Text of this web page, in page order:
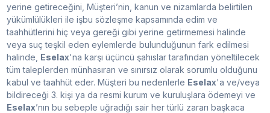
yerine getireceğini, Müşteri’nin, kanun ve nizamlarda belirtilen
yükümlülükleri ile işbu sözleşme kapsamında edim ve
taahhütlerini hiç veya gereği gibi yerine getirmemesi halinde
veya suç teşkil eden eylemlerde bulunduğunun fark edilmesi
halinde, Eselax'na karşı üçüncü şahıslar tarafından yöneltilecek
tüm taleplerden münhasıran ve sınırsız olarak sorumlu olduğunu
kabul ve taahhüt eder. Müşteri bu nedenlerle Eselax'a ve/veya
bildireceği 3. kişi ya da resmi kurum ve kuruluşlara ödemeyi ve
Eselax’nın bu sebeple uğradığı sair her türlü zararı başkaca